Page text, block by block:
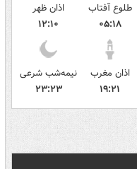
طلوع آفتاب
۰۵:۱۸
اذان ظهر
۱۲:۱۰
اذان مغرب
۱۹:۲۱
نیمه‌شب شرعی
۲۳:۲۳